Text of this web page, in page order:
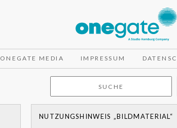
ONEGATE MEDIA IMPRESSUM
NUTZUNGSHINWEIS „BILDMATERIAL“